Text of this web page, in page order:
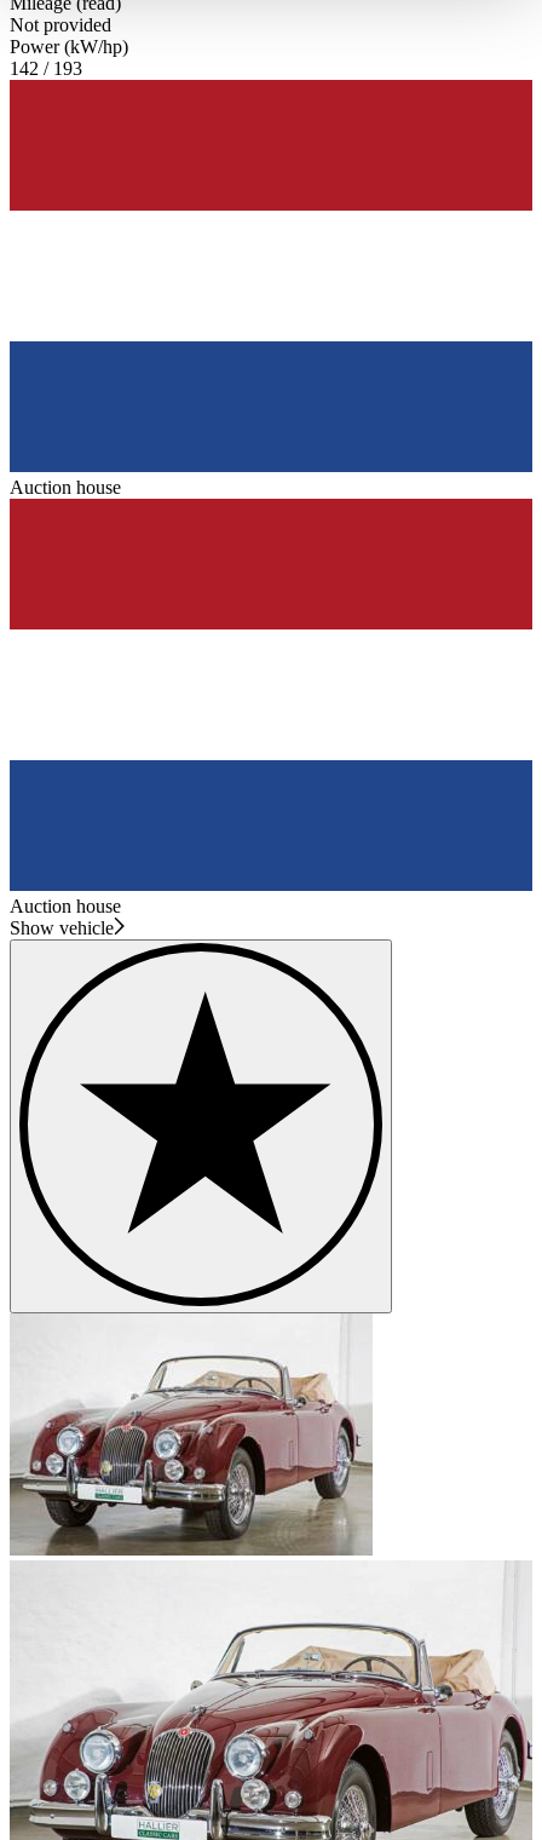
haben oder die sie im Rahmen Ihrer Nutzung der Dienste
gesammelt haben.
Not provided
Power (kW/hp)
142 / 193
Auction house
Auction house
Show vehicle